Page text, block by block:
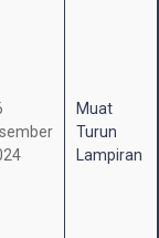
Muat
Turun
Lampiran